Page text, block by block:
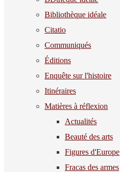
Bibliothèque idéale
Citatio
Communiqués
Éditions
Enquête sur l'histoire
Itinéraires
Matières à réflexion
Actualités
Beauté des arts
Figures d'Europe
Fracas des armes